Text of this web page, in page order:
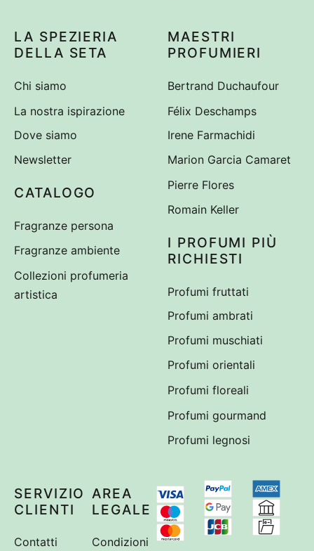
LA SPEZIERIA
DELLA SETA
Chi siamo
La nostra ispirazione
Dove siamo
Newsletter
CATALOGO
Fragranze persona
Fragranze ambiente
Collezioni profumeria
artistica
MAESTRI
PROFUMIERI
Bertrand Duchaufour
Félix Deschamps
Irene Farmachidi
Marion Garcia Camaret
Pierre Flores
Romain Keller
I PROFUMI PIÙ
RICHIESTI
Profumi fruttati
Profumi ambrati
Profumi muschiati
Profumi orientali
Profumi floreali
Profumi gourmand
Profumi legnosi
SERVIZIO
CLIENTI
Contatti
AREA
LEGALE
Condizioni